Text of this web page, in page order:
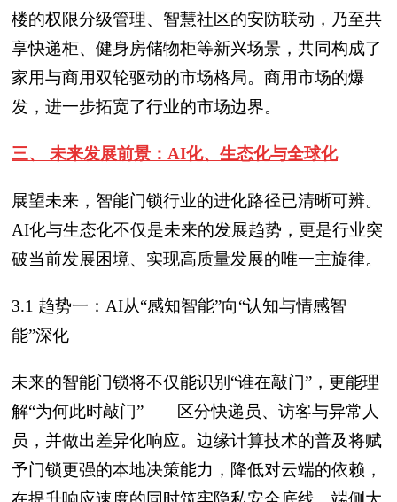
楼的权限分级管理、智慧社区的安防联动，乃至共
享快递柜、健身房储物柜等新兴场景，共同构成了
家用与商用双轮驱动的市场格局。商用市场的爆
发，进一步拓宽了行业的市场边界。
三、 未来发展前景：AI化、生态化与全球化
展望未来，智能门锁行业的进化路径已清晰可辨。
AI化与生态化不仅是未来的发展趋势，更是行业突
破当前发展困境、实现高质量发展的唯一主旋律。
3.1 趋势一：AI从“感知智能”向“认知与情感智
能”深化
未来的智能门锁将不仅能识别“谁在敲门”，更能理
解“为何此时敲门”——区分快递员、访客与异常人
员，并做出差异化响应。边缘计算技术的普及将赋
予门锁更强的本地决策能力，降低对云端的依赖，